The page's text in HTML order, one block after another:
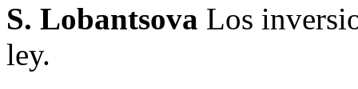
S. Lobantsova Los
ley.